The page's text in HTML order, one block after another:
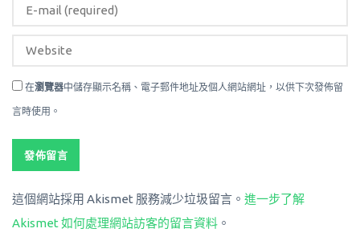
在瀏覽器中儲存顯示名稱、電子郵件地址及個人網站網址，以供下次發佈留
言時使用。
這個網站採用 Akismet 服務減少垃圾留言。 進一步了解
Akismet 如何處理網站訪客的留言資料 。